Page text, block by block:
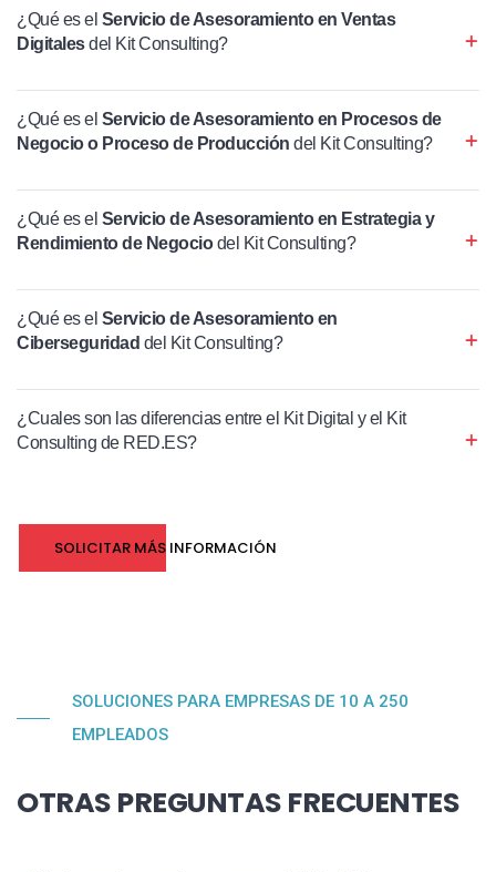
¿Qué es el Servicio de Asesoramiento en Ventas
Digitalesdel Kit Consulting?
¿Qué es el Servicio de Asesoramiento en Procesos de
Negocio o Proceso de Producción del Kit Consulting?
¿Qué es el Servicio de Asesoramiento en Estrategia y
Rendimiento de Negociodel Kit Consulting?
¿Qué es el Servicio de Asesoramiento en
Ciberseguridad del Kit Consulting?
¿Cuales son las diferencias entre el Kit Digital y el Kit
Consulting de RED.ES?
SOLICITAR MÁS INFORMACIÓN
SOLUCIONES PARA EMPRESAS DE 10 A 250
EMPLEADOS
OTRAS PREGUNTAS FRECUENTES